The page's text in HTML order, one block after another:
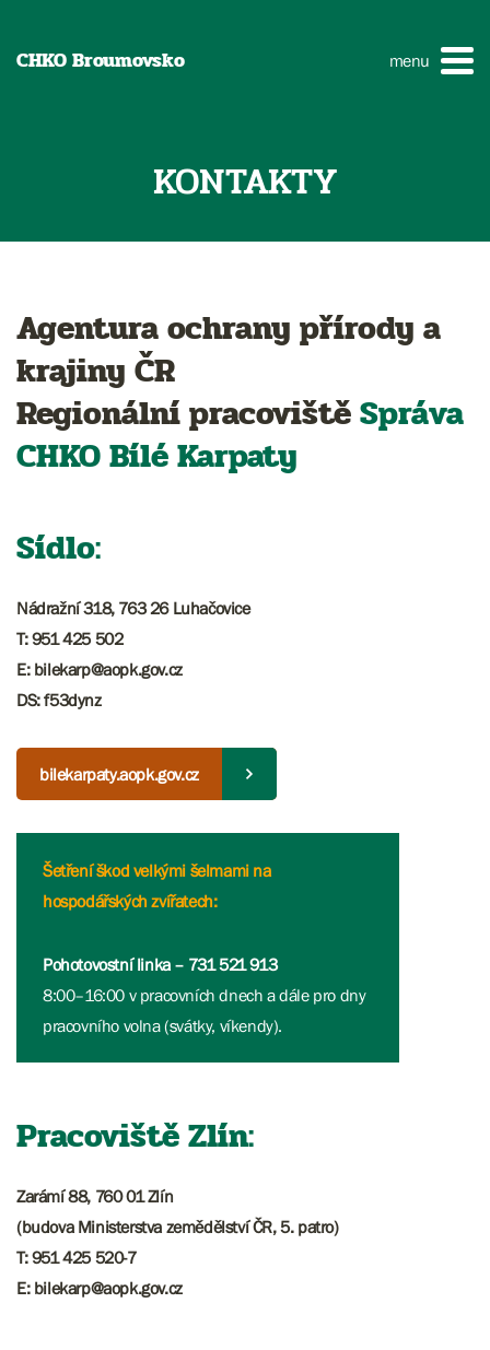
CHKO Broumovsko menu
KONTAKTY
Agentura ochrany přírody a
krajiny ČR
Regionální pracovištěSpráva
CHKOBílé Karpaty
Sídlo:
Nádražní 318, 763 26 Luhačovice
T: 951 425 502
E: bilekarp@aopk.gov.cz
DS: f53dynz
bilekarpaty.aopk.gov.cz
Šetření škod velkými šelmami na
hospodářských zvířatech:
Pohotovostní linka – 731 521 913
8:00–16:00 v pracovních dnech a dále pro dny
pracovního volna (svátky, víkendy).
Pracoviště Zlín:
Zarámí 88, 760 01 Zlín
(budova Ministerstva zemědělství ČR, 5. patro)
T: 951 425 520-7
E: bilekarp@aopk.gov.cz